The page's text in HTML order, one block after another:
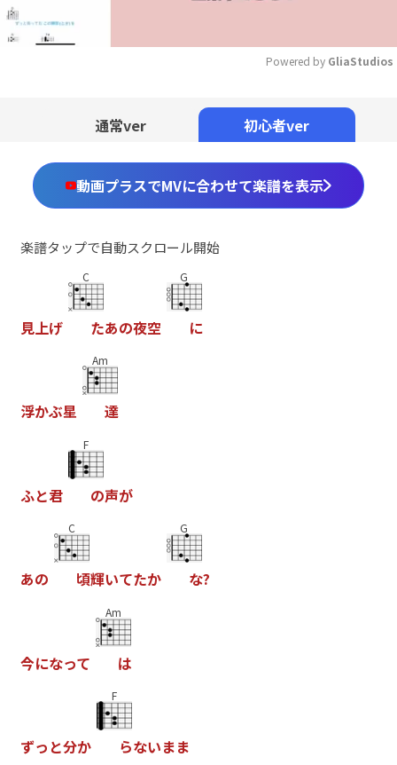
Powered by GliaStudios
通常ver 初心者ver
動画プラスでMVに合わせて楽譜を表示
楽譜タップで自動スクロール開始
見上げ
C
たあの夜空
G
に
浮かぶ星
Am
達
ふと君
F
の声が
あの
C
頃輝いてたか
G
な?
今になって
Am
は
ずっ と分か
F
らないまま